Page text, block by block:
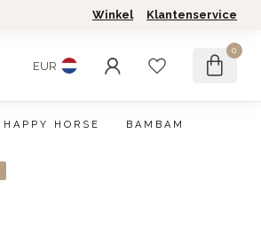
Winkel Klantenservice
EUR
0
HAPPY HORSE BAMBAM